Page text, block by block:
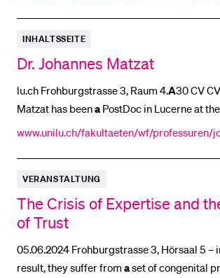
INHALTSSEITE
Dr. Johannes Matzat
lu.ch Frohburgstrasse 3, Raum 4.A30 CV
Matzat has beena PostDoc in Lucerne at
member of the DFG-funded Research
Prof. Dr. Lüchinger andapostdoctoral
University since 2023. His research interests
www.unilu.ch/fakultaeten/wf/professuren/
VERANSTALTUNG
The Crisis of Expertise and
of Trust
result, they suffer from aset of congenital
Vorlesungsverzeichnis
Bibliothek
Sportangebot
Menuplan Mensa
Anmeldung und Zulassung